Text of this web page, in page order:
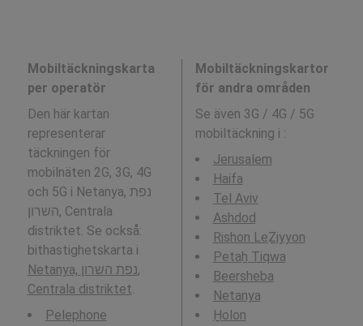
Mobiltäckningskarta
per operatör
Den här kartan
representerar
täckningen för
mobilnäten 2G, 3G, 4G
och 5G i Netanya, נפת
השרון, Centrala
distriktet. Se också:
bithastighetskarta i
Netanya, נפת השרון,
Centrala distriktet.
Pelephone
Mobiltäckningskartor
för andra områden
Se även 3G / 4G / 5G
mobiltäckning i :
Jerusalem
Haifa
Tel Aviv
Ashdod
Rishon LeẔiyyon
Petaẖ Tiqwa
Beersheba
Netanya
H̱olon